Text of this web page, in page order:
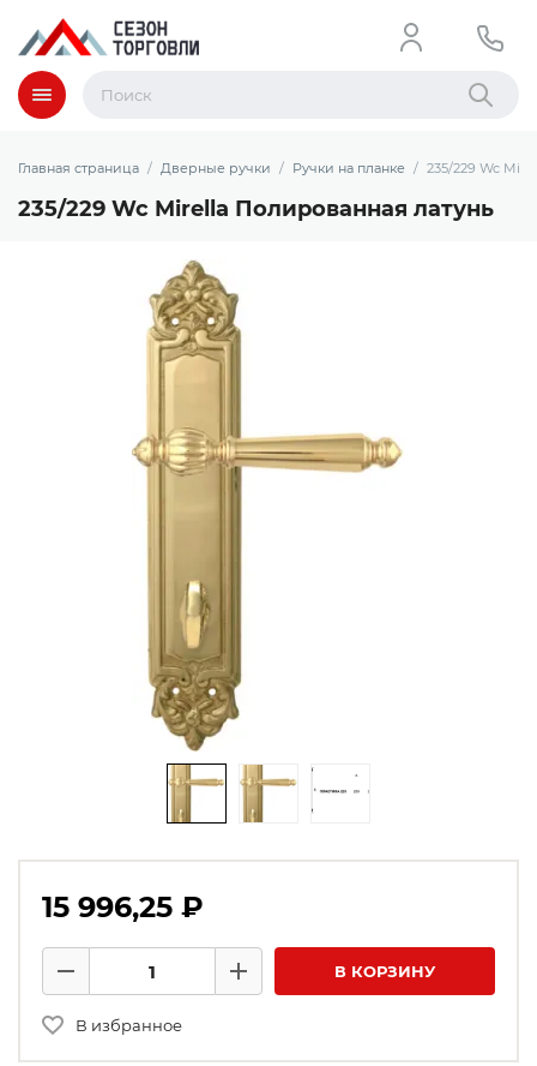
Меню Найти
Главная страница Дверные ручки Ручки на планке 235/229 Wc
235/229 Wc Mirella Полированная латунь
15 996,25 ₽
Минус
Плюс В КОРЗИНУ
В избранное